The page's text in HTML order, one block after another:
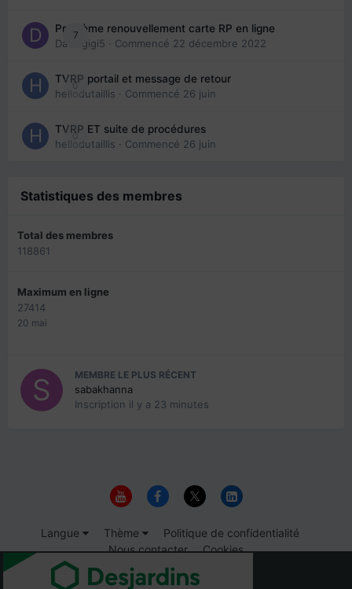
7
Problème renouvellement carte RP en ligne
Davidgigi5 · Commencé 22 décembre 2022
0
TVRP portail et message de retour
hellodutaillis · Commencé 26 juin
0
TVRP ET suite de procédures
hellodutaillis · Commencé 26 juin
Statistiques des membres
Total des membres
118861
Maximum en ligne
27414
20 mai
MEMBRE LE PLUS RÉCENT
sabakhanna
Inscription il y a 23 minutes
Langue Thème
Politique de confidentialité
Nous contacter
Cookies
© 1999-2026 Immigrer.com Inc.